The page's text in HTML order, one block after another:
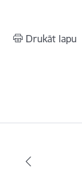
Drukāt lapu